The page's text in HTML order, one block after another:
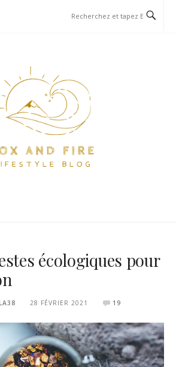
écologiques pour
28 FÉVRIER 2021 19